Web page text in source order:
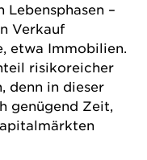
–
Verkauf
etwa Immobilien.
risikoreicher
denn in dieser
genügend Zeit,